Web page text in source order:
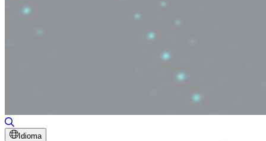
Idioma